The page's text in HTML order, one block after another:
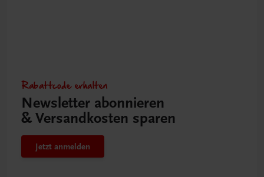
Rabattcode erhalten
Newsletter abonnieren
& Versandkosten sparen
Jetzt anmelden